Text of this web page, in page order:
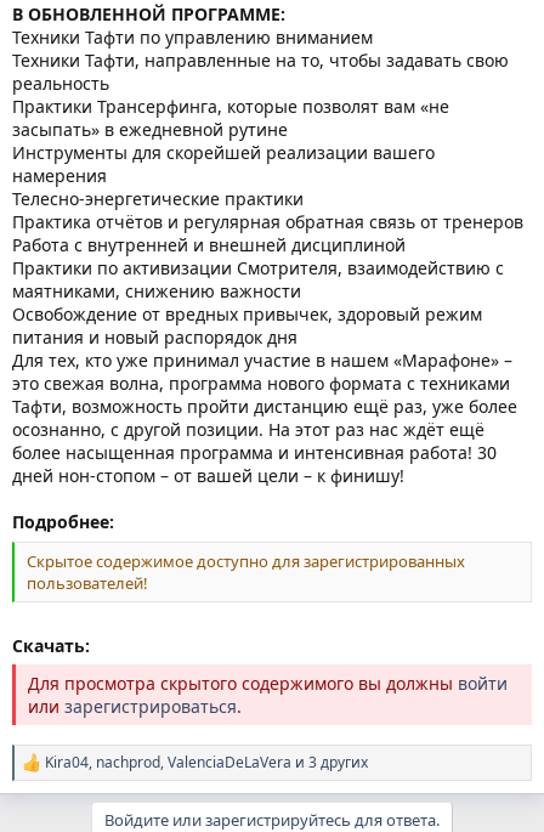
В ОБНОВЛЕННОЙ ПРОГРАММЕ:
Техники Тафти по управлению вниманием
Техники Тафти, направленные на то, чтобы задавать свою
реальность
Практики Трансерфинга, которые позволят вам «не
засыпать» в ежедневной рутине
Инструменты для скорейшей реализации вашего
намерения
Телесно-энергетические практики
Практика отчётов и регулярная обратная связь от тренеров
Работа с внутренней и внешней дисциплиной
Практики по активизации Смотрителя, взаимодействию с
маятниками, снижению важности
Освобождение от вредных привычек, здоровый режим
питания и новый распорядок дня
Для тех, кто уже принимал участие в нашем «Марафоне» –
это свежая волна, программа нового формата с техниками
Тафти, возможность пройти дистанцию ещё раз, уже более
осознанно, с другой позиции. На этот раз нас ждёт ещё
более насыщенная программа и интенсивная работа! 30
дней нон-стопом – от вашей цели – к финишу!
Подробнее:
Скрытое содержимое доступно для зарегистрированных
пользователей!
Скачать:
Для просмотра скрытого содержимого вы должны войти
или зарегистрироваться.
Р
е
Kira04, nachprod,ValenciaDeLaVera и 3 других
Войдите или зарегистрируйтесь для ответа.